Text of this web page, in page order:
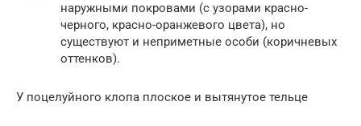
наружными покровами (с узорами красно-
черного, красно-оранжевого цвета), но
существуют и неприметные особи (коричневых
оттенков).
У поцелуйного клопа плоское и вытянутое тельце